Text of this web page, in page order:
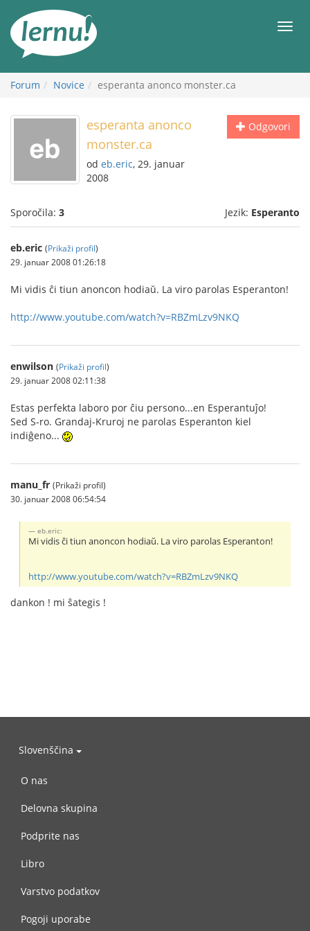
vsebini
Meni
Forum Novice esperanta anonco monster.ca
Odgovori
esperanta anonco
monster.ca
od eb.eric, 29. januar
2008
Sporočila: 3 Jezik: Esperanto
eb.eric (Prikaži profil)
29. januar 2008 01:26:18
Mi vidis ĉi tiun anoncon hodiaŭ. La viro parolas Esperanton!
http://www.youtube.com/watch?v=RBZmLzv9NKQ
enwilson (Prikaži profil)
29. januar 2008 02:11:38
Estas perfekta laboro por ĉiu persono...en Esperantuĵo!
Sed S-ro. Grandaj-Kruroj ne parolas Esperanton kiel
indiĝeno...
manu_fr (Prikaži profil)
30. januar 2008 06:54:54
eb.eric:
Mi vidis ĉi tiun anoncon hodiaŭ. La viro parolas Esperanton!
http://www.youtube.com/watch?v=RBZmLzv9NKQ
dankon ! mi ŝategis !
Slovenščina
O nas
Delovna skupina
Podprite nas
Libro
Varstvo podatkov
Pogoji uporabe